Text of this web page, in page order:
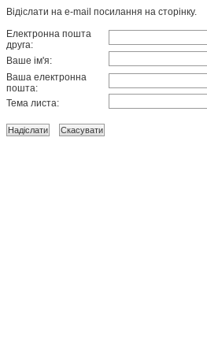
Відіслати на e-mail посилання на сторінку.
Електронна пошта
друга:
Ваше ім'я:
Ваша електронна
пошта:
Тема листа: